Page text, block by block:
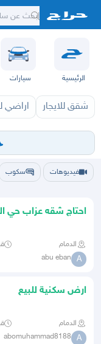
الرئيسية سيارات
شقق للايجار اراضي
الرياض
فيديوهات سكوب
احتاج شقه عزاب حي
الدمام
A
abu eban
ارض سكنية للبيع
الدمام
A
abomuhammad8188